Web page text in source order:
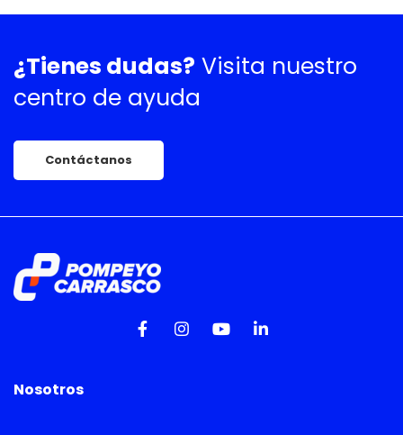
¿Tienes dudas? Visita nuestro
centro de ayuda
Contáctanos
Nosotros